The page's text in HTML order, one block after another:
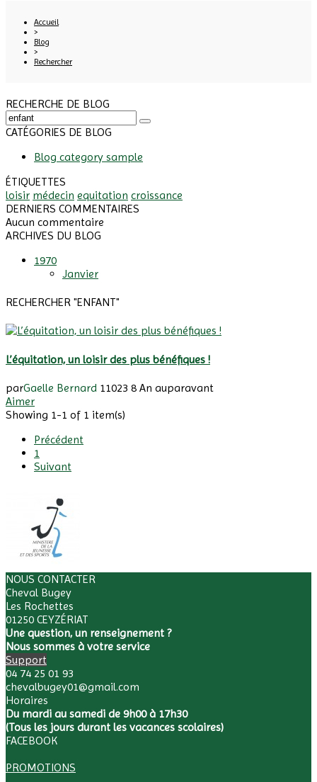
Accueil
>
Blog
>
Rechercher
RECHERCHE DE BLOG
CATÉGORIES DE BLOG
Blog category sample
ÉTIQUETTES
loisir médecin equitation croissance
DERNIERS COMMENTAIRES
Aucun commentaire
ARCHIVES DU BLOG
1970
Janvier
RECHERCHER "ENFANT"
L’équitation, un loisir des plus bénéfiques !
parGaelle Bernard 11023 8 An auparavant
Aimer
Showing 1-1 of 1 item(s)
Précédent
1
Suivant
NOUS CONTACTER
Cheval Bugey
Les Rochettes
01250 CEYZÉRIAT
Une question, un renseignement ?
Nous sommes à votre service
Support
04 74 25 01 93
chevalbugey01@gmail.com
Horaires
Du mardi au samedi de 9h00 à 17h30
(Tous les jours durant les vacances scolaires)
FACEBOOK
PROMOTIONS